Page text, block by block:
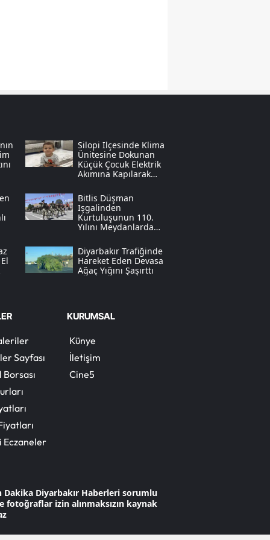
Bayburt
Kırıkkale
Batman
Şırnak
Bartın
Ardahan
Iğdır
Karabük
Kilis
Osmaniye
Silopi Ilçesinde Klima
Ünitesine Dokunan
Küçük Çocuk Elektrik
Akımına Kapılarak
Bitlis Düşman
Işgalinden
Kurtuluşunun 110.
Yılını Meydanlarda
Diyarbakır Trafiğinde
Hareket Eden Devasa
Ağaç Yığını Şaşırttı
Sayfası
Eczaneler
KURUMSAL
Künye
İletişim
Cine5
Dakika Diyarbakır Haberleri sorumlu
fotoğraflar izin alınmaksızın kaynak